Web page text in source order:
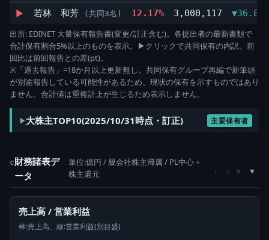
▶ 若林 和芳 (共同3名) 12.17% 3,000,117
出所: EDINET 大量保有報告書(変更/訂正含む)。各提出者の最新書類で
合計保有割合5%以上のものを表示。▶クリックで共同保有の内訳。前
回比は前回報告との差(pt)。
※「過去報告」=18か月以上更新無し。共同保有グループ再編で新筆頭
が別途報告している可能性があるため、現状の保有を示すものではあり
ません。合計値は重複計上が生じるため表示しません。
大株主TOP10(2025/10/31時点・訂正) 主要保有者
c財務諸表デ
ータ
単位:億円 / 親会社株主帰属 / PL中心 +
株主還元
↑ ↓ ×
売上高 / 営業利益
棒:売上高、線:営業利益(別目盛)